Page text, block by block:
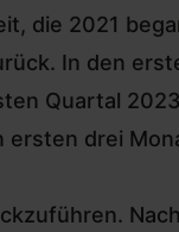
die 2021
In den
Quartal
drei